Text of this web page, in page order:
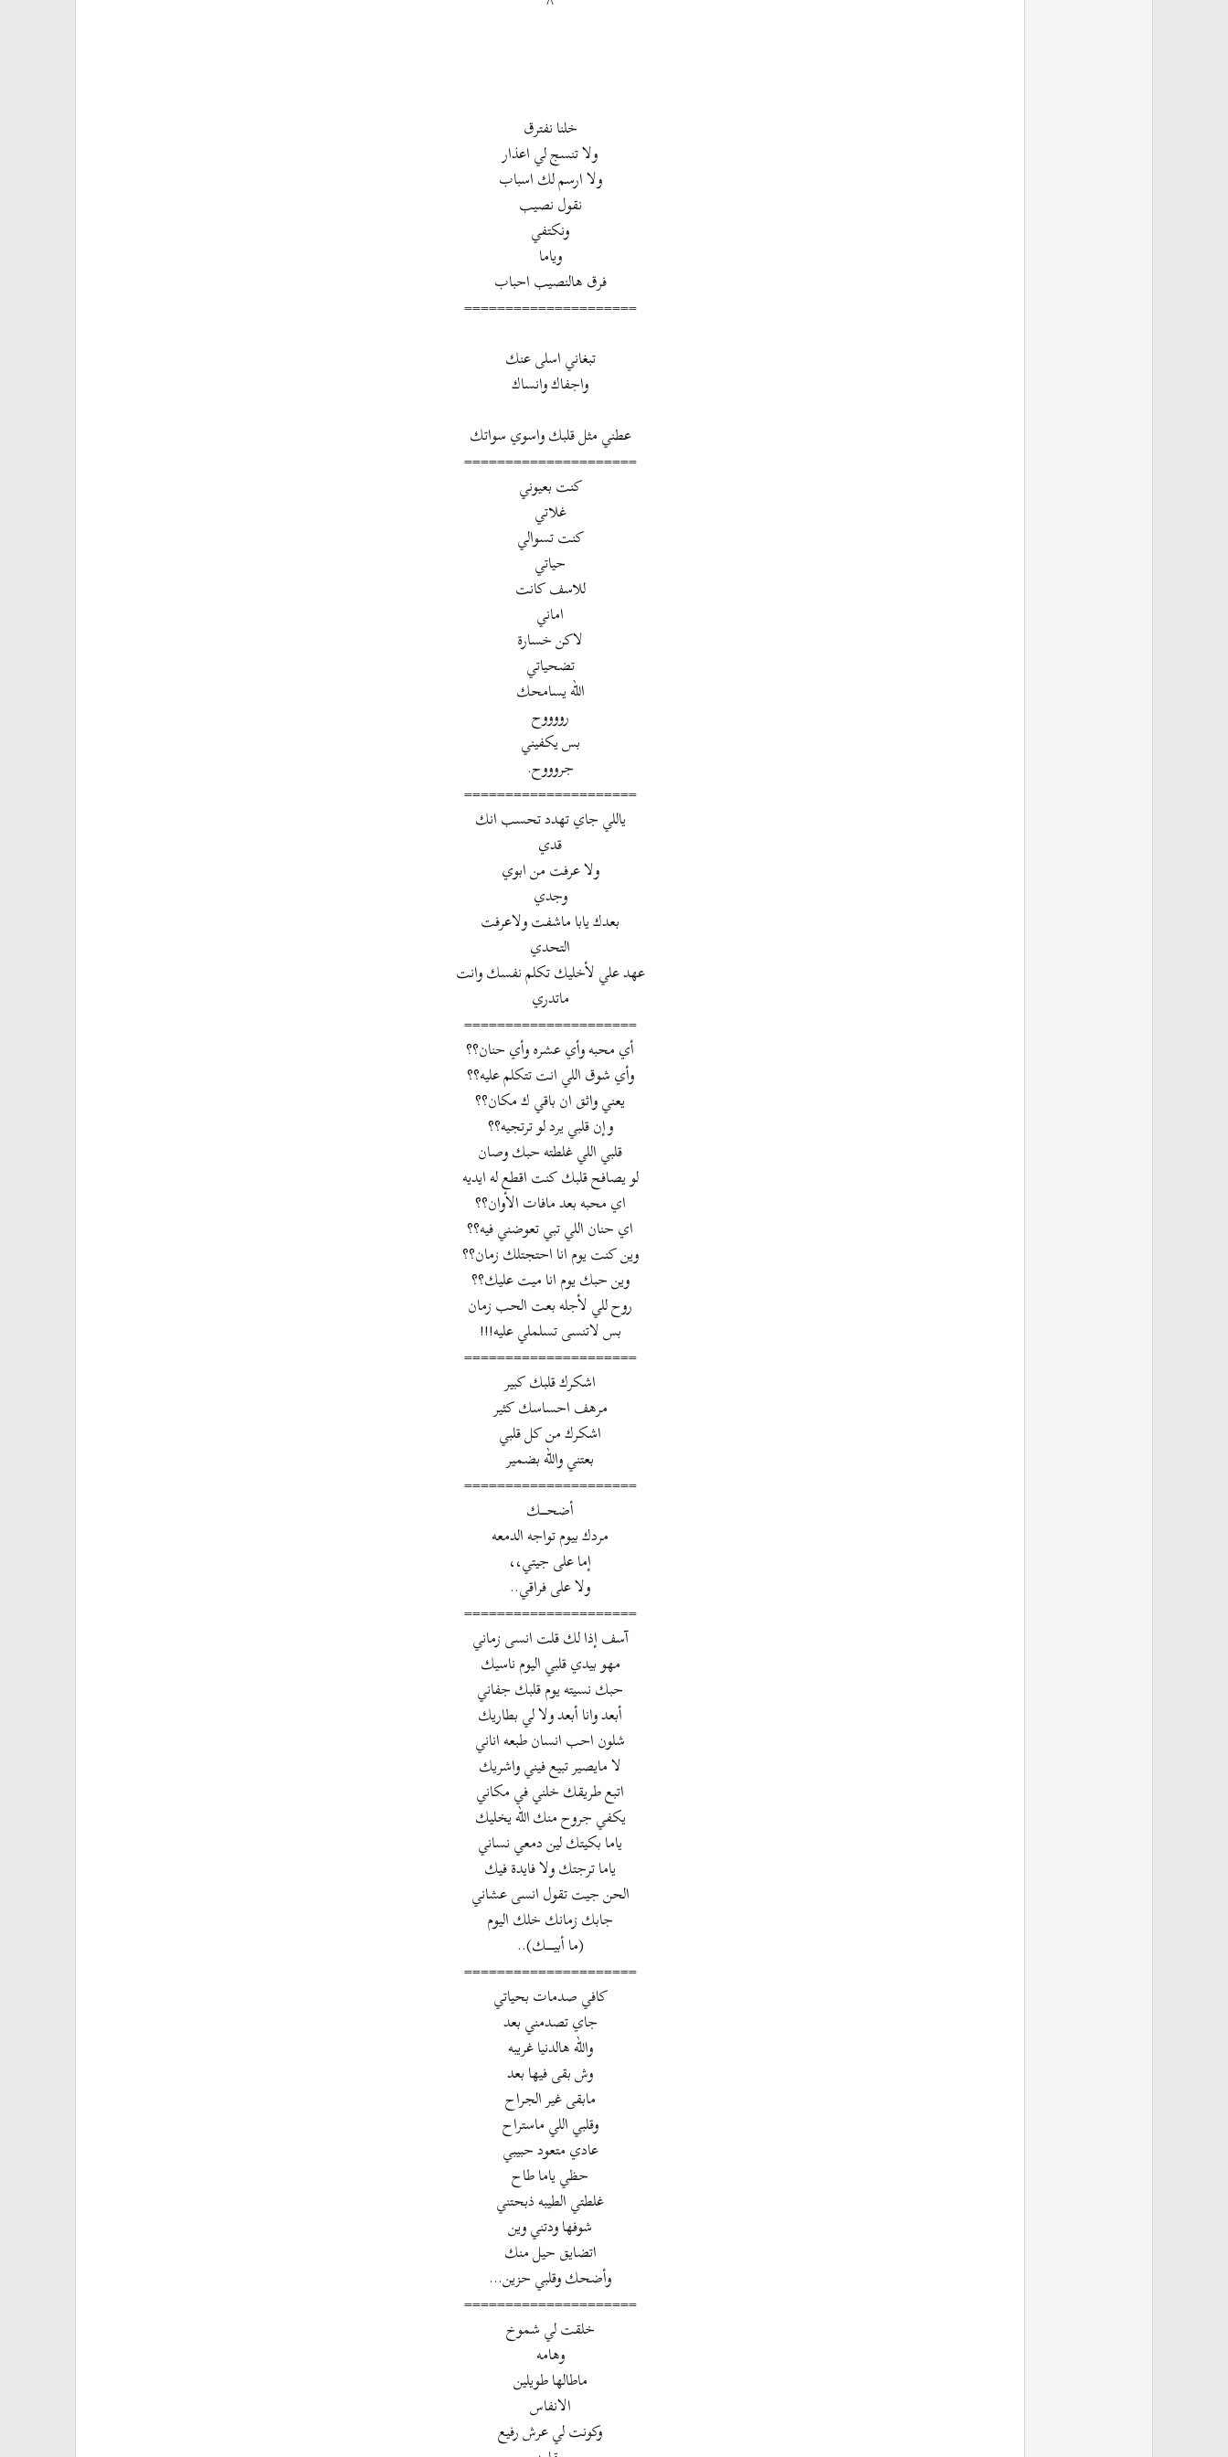
خلنا نفترق
ولا تنسج لي اعذار
ولا ارسم لك اسباب
نقول نصيب
ونكتفي
وياما
فرق هالنصيب احباب
=====================
تبغاني اسلى عنك
واجفاك وانساك
عطني مثل قلبك واسوي سواتك
=====================
كنت بعيوني
غلاتي
كنت تسوالي
حياتي
للاسف كانت
اماني
لاكن خسارة
تضحياتي
الله يسامحك
رووووح
بس يكفيني
جروووح.
=====================
ياللي جاي تهدد تحسب انك
قدي
ولا عرفت من ابوي
وجدي
بعدك يابا ماشفت ولاعرفت
التحدي
عهد علي لأخليك تكلم نفسك وانت
ماتدري
=====================
أي محبه وأي عشره وأي حنان؟؟
وأي شوق اللي انت تتكلم عليه؟؟
يعني واثق ان باقي ك مكان؟؟
وإن قلبي يرد لو ترتجيه؟؟
قلبي اللي غلطته حبك وصان
لو يصافح قلبك كنت اقطع له ايديه
اي محبه بعد مافات الأوان؟؟
اي حنان اللي تبي تعوضني فيه؟؟
وين كنت يوم انا احتجتلك زمان؟؟
وين حبك يوم انا ميت عليك؟؟
روح للي لأجله بعت الحب زمان
بس لاتنسى تسلملي عليه!!!
=====================
اشكرك قلبك كبير
مرهف احساسك كثير
اشكرك من كل قلبي
بعتني والله بضمير
=====================
أضحــــــك
مردك بيوم تواجه الدمعه
إما على جيتي،،
ولا على فراقي..
=====================
آسف إذا لك قلت انسى زماني
مهو بيدي قلبي اليوم ناسيك
حبك نسيته يوم قلبك جفاني
أبعد وانا أبعد ولا لي بطاريك
شلون احب انسان طبعه اناني
لا مايصير تبيع فيني واشريك
اتبع طريقك خلني في مكاني
يكفي جروح منك الله يخليك
ياما بكيتك لين دمعي نساني
ياما ترجتك ولا فايدة فيك
الحن جيت تقول انسى عشاني
جابك زمانك خلك اليوم
(ما أبيــــــــك)..
=====================
كافي صدمات بحياتي
جاي تصدمني بعد
والله هالدنيا غريبه
وش بقى فيها بعد
مابقى غير الجراح
وقلبي اللي ماستراح
عادي متعود حبيبي
حظي ياما طاح
غلطتي الطيبه ذبحتني
شوفها ودتني وين
اتضايق حيل منك
وأضحك وقلبي حزين...
=====================
خلقت لي شموخ
وهامه
ماطالها طويلين
الانفاس
وكونت لي عرش رفيع